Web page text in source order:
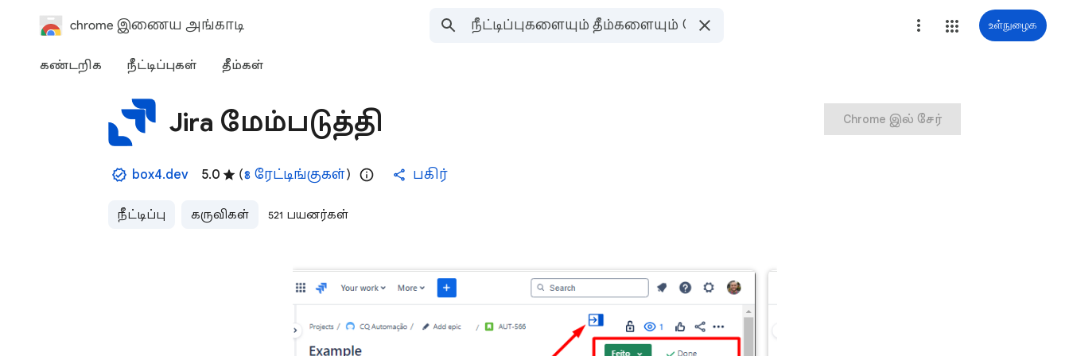
chrome இணைய அங்காடி உள்நுழைக
கண்டறிக நீட்டிப்புகள் தீம்கள்
Jira மேம்படுத்தி
box4.dev 5.0 (18 ரேட்டிங்குகள்) பகிர்
நீட்டிப்பு கருவிகள் 521 பயனர்கள்
Chrome இல் சேர்